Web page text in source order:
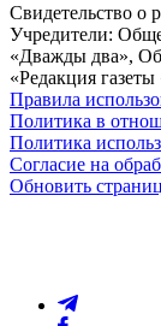
Свидетельство
Учредители:
«Дважды два»,
«Редакция
Правила
Политика в
Политика
Согласие на
Обновить